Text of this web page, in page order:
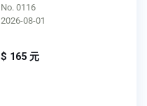
No. 0116
2026-08-01
$ 165 元